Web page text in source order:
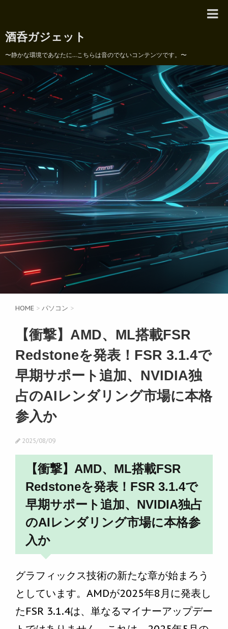
酒呑ガジェット
〜静かな環境であなたに...こちらは音のでないコンテンツです。〜
HOME > パソコン >
【衝撃】AMD、ML搭載FSR
Redstoneを発表！FSR 3.1.4で
早期サポート追加、NVIDIA独
占のAIレンダリング市場に本格
参入か
2025/08/09
【衝撃】AMD、ML搭載FSR
Redstoneを発表！FSR 3.1.4で
早期サポート追加、NVIDIA独占
のAIレンダリング市場に本格参
入か
グラフィックス技術の新たな章が始まろう
としています。AMDが2025年8月に発表し
たFSR 3.1.4は、単なるマイナーアップデー